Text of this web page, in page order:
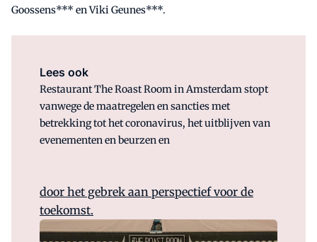
Goossens*** en Viki Geunes***.
Lees ook
Restaurant The Roast Room in Amsterdam stopt
vanwege de maatregelen en sancties met
betrekking tot het coronavirus, het uitblijven van
evenementen en beurzen en
door het gebrek aan perspectief voor de
toekomst.